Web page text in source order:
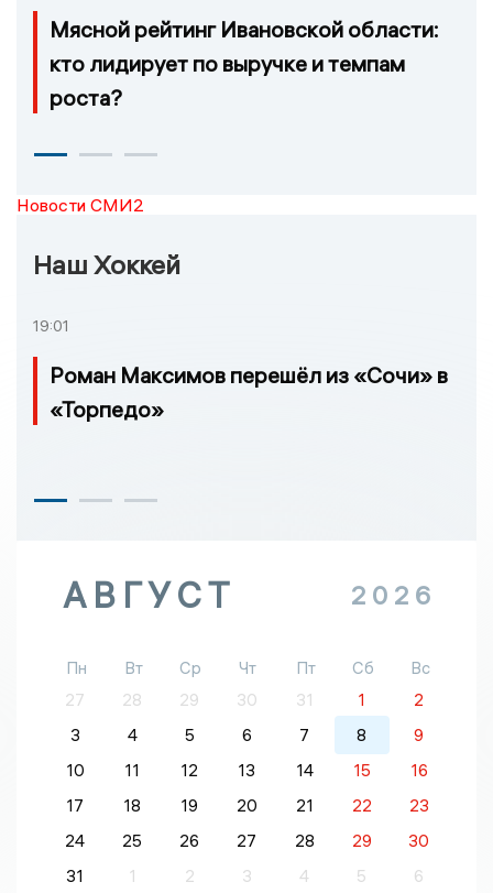
Мясной рейтинг Ивановской области:
кто лидирует по выручке и темпам
роста?
Новости СМИ2
Наш Хоккей
19:01
Роман Максимов перешёл из «Сочи» в
«Торпедо»
АВГУСТ 2026
Пн Вт Ср Чт Пт Сб
Вс
27
28 29 30 31 1
2
3
4 5 6 7 8
9
10
11 12 13 14 15
16
17
18 19 20 21 22
23
24
25 26 27 28 29
30
31
1 2 3 4 5 6